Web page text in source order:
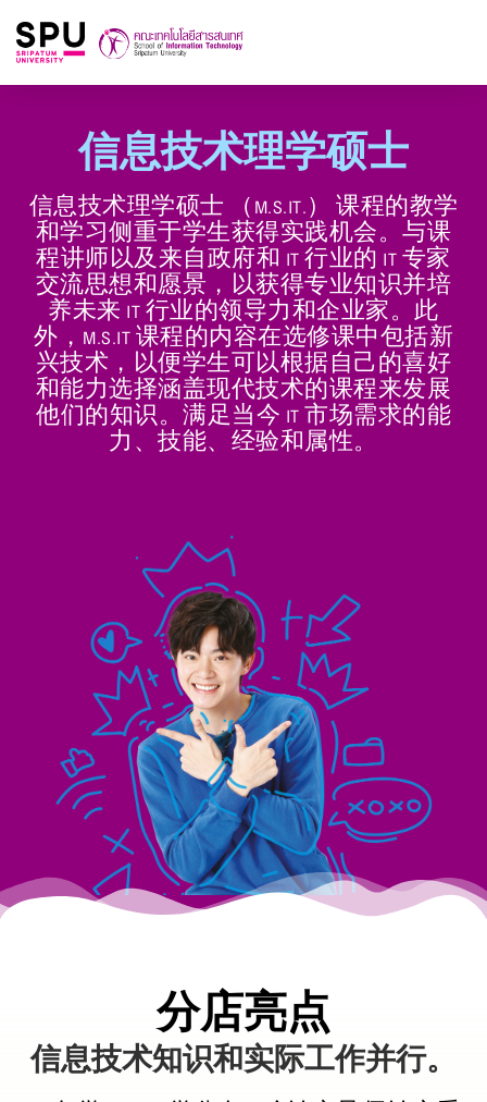
信息技术理学硕士
信息技术理学硕士 （M.S.IT.） 课程的教学
和学习侧重于学生获得实践机会。与课
程讲师以及来自政府和 IT 行业的 IT 专家
交流思想和愿景，以获得专业知识并培
养未来 IT 行业的领导力和企业家。此
外，M.S.IT 课程的内容在选修课中包括新
兴技术，以便学生可以根据自己的喜好
和能力选择涵盖现代技术的课程来发展
他们的知识。满足当今 IT 市场需求的能
力、技能、经验和属性。
分店亮点
信息技术知识和实际工作并行。